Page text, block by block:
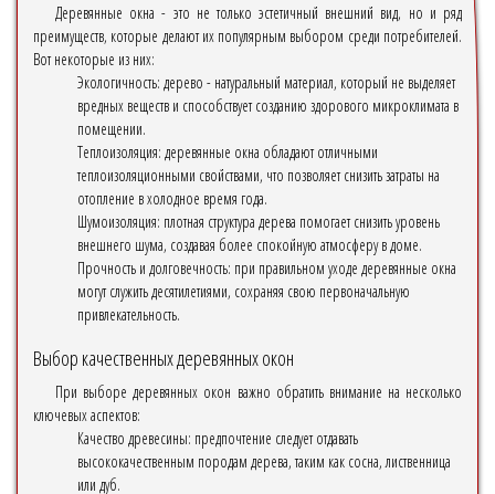
Деревянные окна - это не только эстетичный внешний вид, но и ряд
преимуществ, которые делают их популярным выбором среди потребителей.
Вот некоторые из них:
Экологичность: дерево - натуральный материал, который не выделяет
вредных веществ и способствует созданию здорового микроклимата в
помещении.
Теплоизоляция: деревянные окна обладают отличными
теплоизоляционными свойствами, что позволяет снизить затраты на
отопление в холодное время года.
Шумоизоляция: плотная структура дерева помогает снизить уровень
внешнего шума, создавая более спокойную атмосферу в доме.
Прочность и долговечность: при правильном уходе деревянные окна
могут служить десятилетиями, сохраняя свою первоначальную
привлекательность.
Выбор качественных деревянных окон
При выборе деревянных окон важно обратить внимание на несколько
ключевых аспектов:
Качество древесины: предпочтение следует отдавать
высококачественным породам дерева, таким как сосна, лиственница
или дуб.